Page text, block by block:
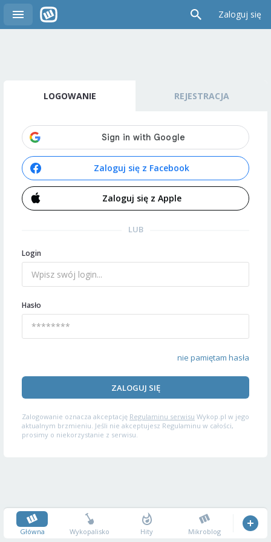
Zaloguj się
LOGOWANIE REJESTRACJA
Zaloguj się z Facebook
Zaloguj się z Apple
LUB
Login
Hasło
nie pamiętam hasła
ZALOGUJ SIĘ
Zalogowanie oznacza akceptację Regulaminu serwisu Wykop.pl w jego
aktualnym brzmieniu. Jeśli nie akceptujesz Regulaminu w całości,
prosimy o niekorzystanie z serwisu.
Główna Wykopalisko Hity Mikroblog